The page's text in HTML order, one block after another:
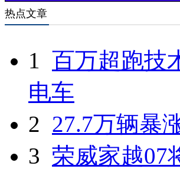
热点文章
1 百万超跑技
电车
2 27.7万辆暴
3 荣威家越07